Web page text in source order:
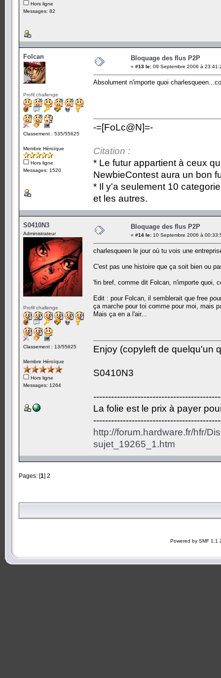
Hors ligne
Messages: 82
Folcan
Profil challenge
Classement : 535/55625
Membre Héroïque
Hors ligne
Messages: 1520
Bloquage des flus P2P
« #13 le: 09 Septembre 2006 à
Absolument n'importe quoi
-=[FoLc@N]=-
Citation :
* Le futur appartient à ceux
NewbieContest aura un bon
* Il y'a seulement 10
et les autres.
S0410N3
Administrateur
Profil challenge
Classement : 13/55625
Membre Héroïque
Hors ligne
Messages: 1264
Bloquage des flus P2P
« #14 le: 10 Septembre 2006 à
charlesqueen le jour où tu vois une
C'est pas une histoire que ça soit bien ou
'fin bref, comme dit Folcan, n'importe quoi,
Edit : pour Folcan, il semblerait que free
ça marche pour toi comme pour moi, mais
Mais ça en a l'air...
Enjoy (copyleft de quelqu'un
S0410N3
La folie est le prix à payer
http://forum.hardware.fr/hfr/
sujet_19265_1.htm
Pages: [1] 2
Powered by SMF